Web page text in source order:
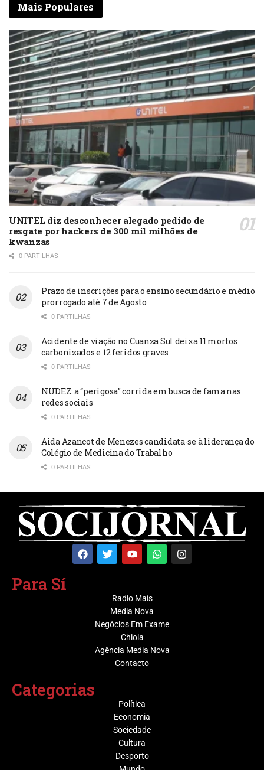
Mais Populares
UNITEL diz desconhecer alegado pedido de
resgate por hackers de 300 mil milhões de
kwanzas
0 PARTILHAS
Prazo de inscrições para o ensino secundário e médio
prorrogado até 7 de Agosto
0 PARTILHAS
Acidente de viação no Cuanza Sul deixa 11 mortos
carbonizados e 12 feridos graves
0 PARTILHAS
NUDEZ: a “perigosa” corrida em busca de fama nas
redes sociais
0 PARTILHAS
Aida Azancot de Menezes candidata-se à liderança do
Colégio de Medicina do Trabalho
0 PARTILHAS
Para Sí
Radio Maís
Media Nova
Negócios Em Exame
Chiola
Agência Media Nova
Contacto
Categorias
Política
Economia
Sociedade
Cultura
Desporto